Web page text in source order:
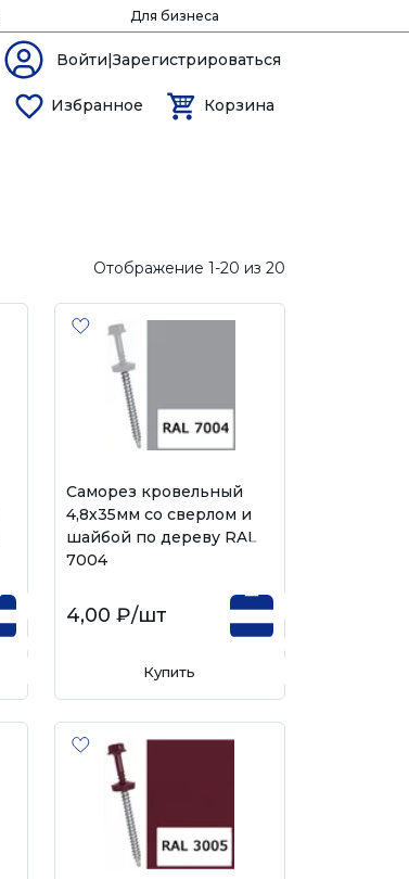
Для бизнеса
Войти|Зарегистрироваться
Избранное Корзина
Отображение 1-20 из 20
Саморез кровельный
4,8х35мм со сверлом и
шайбой по дереву RAL
7004
4,00 ₽/шт
Купить